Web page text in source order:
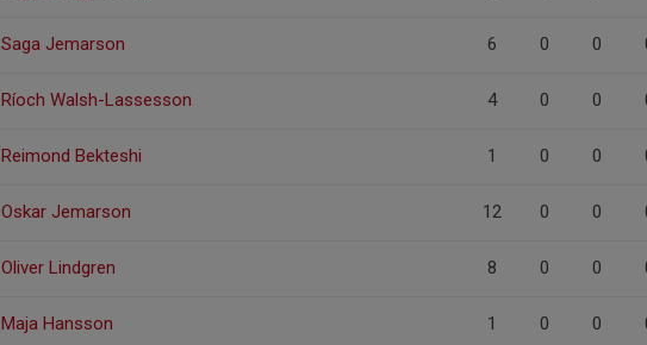
Saga Jemarson 6 0 0
Ríoch Walsh-Lassesson 4 0 0
Reimond Bekteshi 1 0 0
Oskar Jemarson 12 0 0
Oliver Lindgren 8 0 0
Maja Hansson 1 0 0